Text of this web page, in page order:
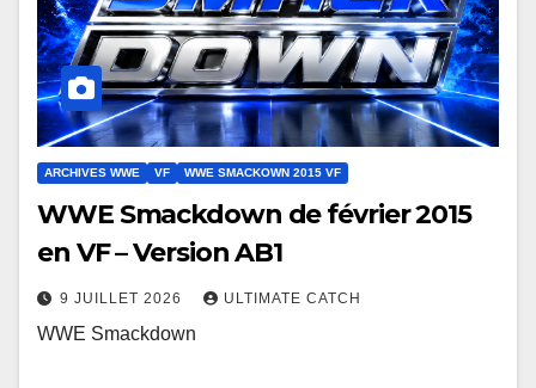
ARCHIVES WWE VF WWE SMACKOWN 2015 VF
WWE Smackdown de février 2015
en VF – Version AB1
9 JUILLET 2026 ULTIMATE CATCH
WWE Smackdown